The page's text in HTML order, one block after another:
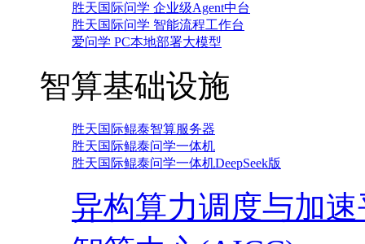
胜天国际问学 企业级Agent中台
胜天国际问学 智能流程工作台
爱问学 PC本地部署大模型
智算基础设施
胜天国际鲲泰智算服务器
胜天国际鲲泰问学一体机
胜天国际鲲泰问学一体机DeepSeek版
异构算力调度与加